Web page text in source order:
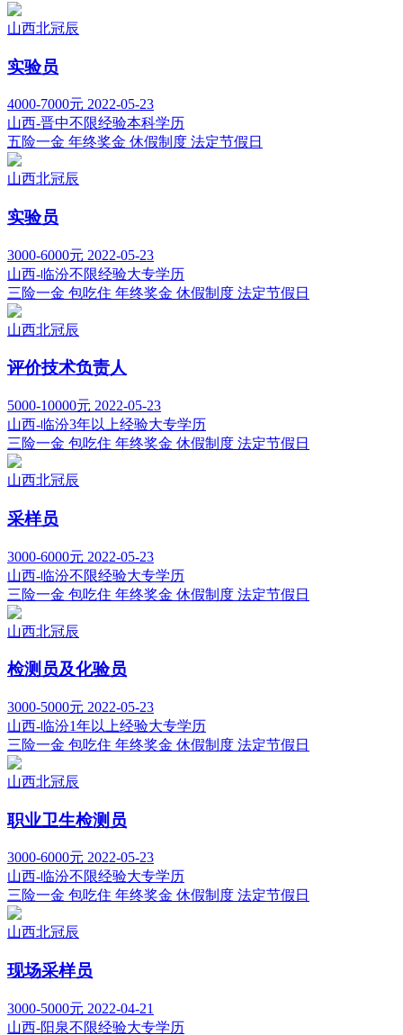
山西北冠辰
实验员
4000-7000元 2022-05-23
山西-晋中不限经验本科学历
五险一金 年终奖金 休假制度 法定节假日
山西北冠辰
实验员
3000-6000元 2022-05-23
山西-临汾不限经验大专学历
三险一金 包吃住 年终奖金 休假制度 法定节假日
山西北冠辰
评价技术负责人
5000-10000元 2022-05-23
山西-临汾3年以上经验大专学历
三险一金 包吃住 年终奖金 休假制度 法定节假日
山西北冠辰
采样员
3000-6000元 2022-05-23
山西-临汾不限经验大专学历
三险一金 包吃住 年终奖金 休假制度 法定节假日
山西北冠辰
检测员及化验员
3000-5000元 2022-05-23
山西-临汾1年以上经验大专学历
三险一金 包吃住 年终奖金 休假制度 法定节假日
山西北冠辰
职业卫生检测员
3000-6000元 2022-05-23
山西-临汾不限经验大专学历
三险一金 包吃住 年终奖金 休假制度 法定节假日
山西北冠辰
现场采样员
3000-5000元 2022-04-21
山西-阳泉不限经验大专学历